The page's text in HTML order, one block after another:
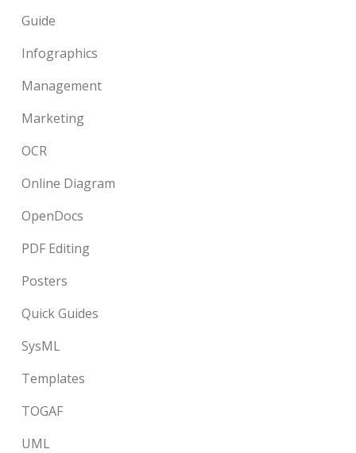
Guide
Infographics
Management
Marketing
OCR
Online Diagram
OpenDocs
PDF Editing
Posters
Quick Guides
SysML
Templates
TOGAF
UML